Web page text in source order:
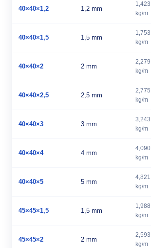
40×40×1,2 1,2 mm
1,423
kg/m
40×40×1,5 1,5 mm
1,753
kg/m
40×40×2 2 mm
2,279
kg/m
40×40×2,5 2,5 mm
2,775
kg/m
40×40×3 3 mm
3,243
kg/m
40×40×4 4 mm
4,090
kg/m
40×40×5 5 mm
4,821
kg/m
45×45×1,5 1,5 mm
1,988
kg/m
45×45×2 2 mm
2,593
kg/m